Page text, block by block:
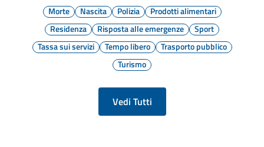
Morte
Nascita Polizia
Prodotti alimentari
Residenza
Risposta alle emergenze
Sport
Tassa sui servizi
Tempo libero
Trasporto pubblico
Turismo
Vedi Tutti